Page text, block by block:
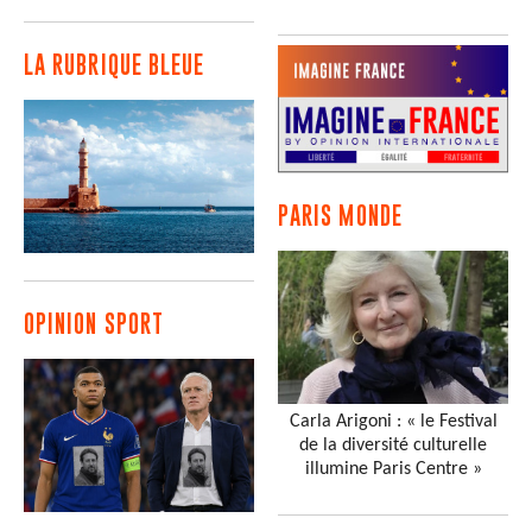
LA RUBRIQUE BLEUE
OPINION SPORT
PARIS MONDE
Carla Arigoni : « le Festival
de la diversité culturelle
illumine Paris Centre »